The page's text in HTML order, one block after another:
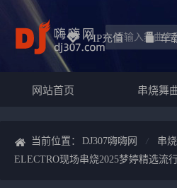
VIP充值 车
网站首页 串烧舞
当前位置： DJ307嗨嗨网 串
ELECTRO现场串烧2025梦婷精选流